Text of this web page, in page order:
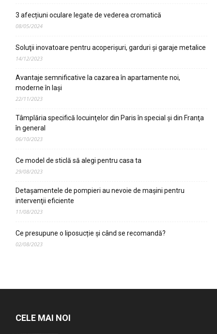
3 afecțiuni oculare legate de vederea cromatică
08/05/2024
Soluţii inovatoare pentru acoperişuri, garduri şi garaje metalice
14/12/2023
Avantaje semnificative la cazarea în apartamente noi,
moderne în Iaşi
22/11/2023
Tâmplăria specifică locuinţelor din Paris în special şi din Franţa
în general
06/10/2023
Ce model de sticlă să alegi pentru casa ta
29/08/2023
Detaşamentele de pompieri au nevoie de maşini pentru
intervenţii eficiente
11/08/2023
Ce presupune o liposucție și când se recomandă?
02/08/2023
CELE MAI NOI